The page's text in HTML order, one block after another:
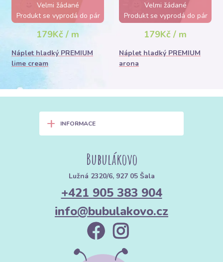
Velmi žádané
Produkt se vyprodá do pár
hodin
179Kč / m
Náplet hladký PREMIUM
lime cream
Velmi žádané
Produkt se vyprodá do pár
hodin
179Kč / m
Náplet hladký PREMIUM
arona
+ INFORMACE
Bubulákovo
Lužná 2320/6, 927 05 Šala
+421 905 383 904
info@bubulakovo.cz